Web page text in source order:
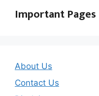
Important Pages
About Us
Contact Us